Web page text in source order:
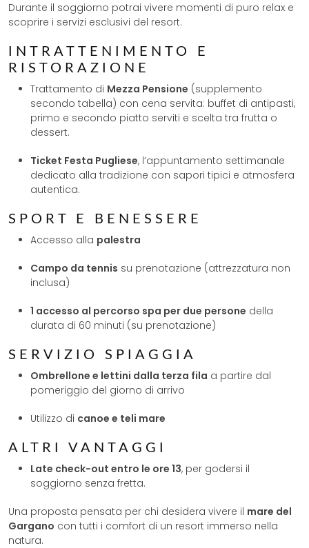
Durante il soggiorno potrai vivere momenti di puro relax e
scoprire i servizi esclusivi del resort.
INTRATTENIMENTO E
RISTORAZIONE
Trattamento di Mezza Pensione (supplemento
secondo tabella) con cena servita: buffet di antipasti,
primo e secondo piatto serviti e scelta tra frutta o
dessert.
Ticket Festa Pugliese, l’appuntamento settimanale
dedicato alla tradizione con sapori tipici e atmosfera
autentica.
SPORT E BENESSERE
Accesso alla palestra
Campo da tennis su prenotazione (attrezzatura non
inclusa)
1 accesso al percorso spa per due persone della
durata di 60 minuti (su prenotazione)
SERVIZIO SPIAGGIA
Ombrellone e lettini dalla terza fila a partire dal
pomeriggio del giorno di arrivo
Utilizzo di canoe e teli mare
ALTRI VANTAGGI
Late check-out entro le ore 13, per godersi il
soggiorno senza fretta.
Una proposta pensata per chi desidera vivere il mare del
Gargano con tutti i comfort di un resort immerso nella
natura.